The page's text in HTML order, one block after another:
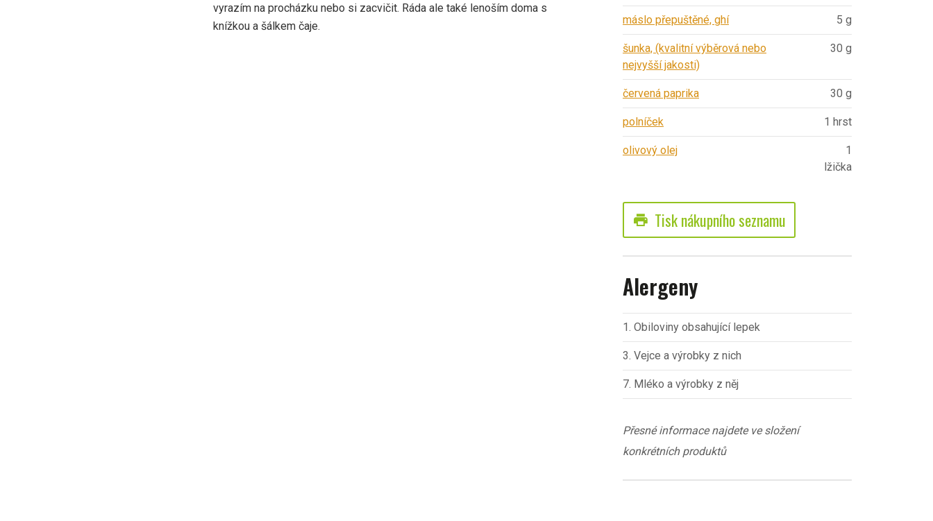
vyrazím na procházku nebo si zacvičit. Ráda ale také lenoším doma s
knížkou a šálkem čaje.
máslo přepuštěné, ghí 5 g
šunka, (kvalitní výběrová nebo
nejvyšší jakosti)
30 g
červená paprika 30 g
polníček 1 hrst
olivový olej
1
lžička
print Tisk nákupního seznamu
Alergeny
1. Obiloviny obsahující lepek
3. Vejce a výrobky z nich
7. Mléko a výrobky z něj
Přesné informace najdete ve složení
konkrétních produktů